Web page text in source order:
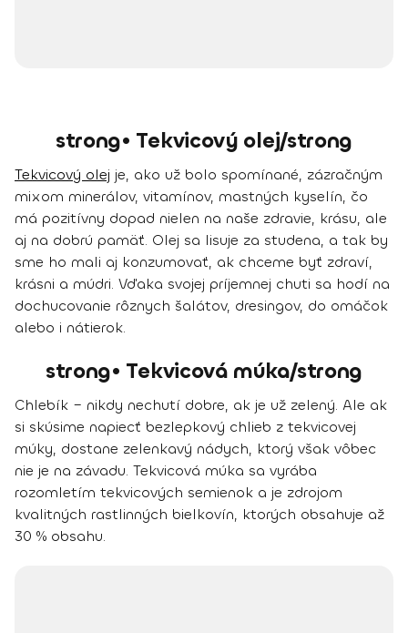
strong• Tekvicový olej/strong
Tekvicový olej je, ako už bolo spomínané, zázračným
mixom minerálov, vitamínov, mastných kyselín, čo
má pozitívny dopad nielen na naše zdravie, krásu, ale
aj na dobrú pamäť. Olej sa lisuje za studena, a tak by
sme ho mali aj konzumovať, ak chceme byť zdraví,
krásni a múdri. Vďaka svojej príjemnej chuti sa hodí na
dochucovanie rôznych šalátov, dresingov, do omáčok
alebo i nátierok.
strong• Tekvicová múka/strong
Chlebík – nikdy nechutí dobre, ak je už zelený. Ale ak
si skúsime napiecť bezlepkový chlieb z tekvicovej
múky, dostane zelenkavý nádych, ktorý však vôbec
nie je na závadu. Tekvicová múka sa vyrába
rozomletím tekvicových semienok a je zdrojom
kvalitných rastlinných bielkovín, ktorých obsahuje až
30 % obsahu.